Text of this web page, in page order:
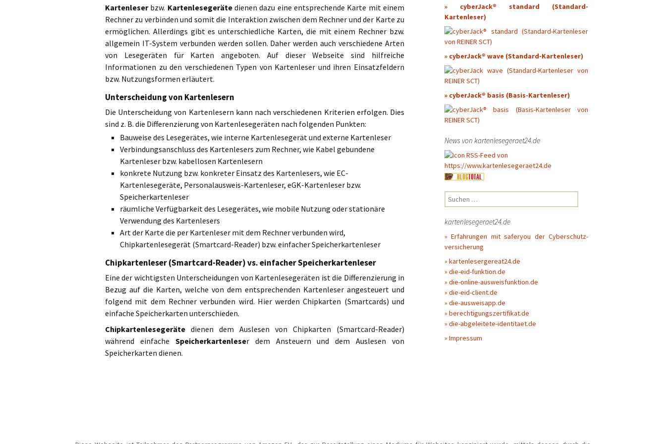
Kartenleser zur Nutzung von Hybridkarten
Hybridkarten
Dual Interface Chipkarten
RFID – radio-frequency identification
Einsatzbereich von Chipkartenlesegeräten (Smartcard-Readern)
Basis-Kartenlesegerät cyberJack RFID basis von REINER SCT
Basis-Kartenlesegerät HID global OMNIKEY 5321 V2 von HID Global
Basis-Kartenlesegerät ACS ACR1281U von ACS
Basis-Kartenlesegerät SDI 011 von Identive
Basis-Kartenlesegerät OBID myAXXESS basic von FEIG
Auflistung verschiedener Personalausweis-Kartenlesegeräten
Kartenlesegeräten
Tipps für den sicheren Umgang mit Personalausweis-
Kartenlesegeräten
Sorgfaltspflicht in Bezug auf den Personalausweis
Sicherer Schutz der Ausweis-PIN
Ausschließlicher Einsatz von zertifizierten Kartenlesern bzw.
zertifizierter eID-Client-Software
Einsatz des Personalausweises und Nutzung der eID-Funktion bzw.
vertrauenswürdigen Dienstanbietern
Personalausweis nur bei Nutzung auf den Kartenleser legen
Sichere Anzeige der Daten durch Personalausweises-
Kartenlesegeräte
Maßnahmen zum Schutz für eine sichere Nutzung der Online-
Ausweisfunktion per Kartenlesegerät
Kartenlesegerätehersteller HID Global
Lesegerätehersteller SCM Microsystems (Identiv)
Kartenleserhersteller Advanced Card Systems Ltd.
Kartenlesegerätehersteller ASK
Kartenleserhersteller BALTECH
Lesegerätehersteller ATHENA
Kartenleserbzw. Kartenlesegerätedienen dazu eine entsprechende Karte mit einem
Rechner zu verbinden und somit die Interaktion zwischen dem Rechner und der Karte zu
ermöglichen. Allerdings gibt es unterschiedliche Karten, die mit einem Rechner bzw.
allgemein IT-System verbunden werden sollen. Daher werden auch verschiedene Arten
von Lesegeräten für Karten angeboten. Auf dieser Webseite sind hilfreiche
Informationen zu den verschiedenen Typen von Kartenleser und ihren Einsatzfeldern
bzw. Nutzungsformen erläutert.
Unterscheidung von Kartenlesern
Die Unterscheidung von Kartenlesern kann nach verschiedenen Kriterien erfolgen. Dies
sind z. B. die Differenzierung von Kartenlesegeräten nach folgenden Punkten:
Bauweise des Lesegerätes, wie interne Kartenlesegerät und externe Kartenleser
Verbindungsanschluss des Kartenlesers zum Rechner, wie Kabel gebundene
Kartenleser bzw. kabellosen Kartenlesern
konkrete Nutzung bzw. konkreter Einsatz des Kartenlesers, wie EC-
Kartenlesegeräte, Personalausweis-Kartenleser, eGK-Kartenleser bzw.
Speicherkartenleser
räumliche Verfügbarkeit des Lesegerätes, wie mobile Nutzung oder stationäre
Verwendung des Kartenlesers
Art der Karte die per Kartenleser mit dem Rechner verbunden wird,
Chipkartenlesegerät (Smartcard-Reader) bzw. einfacher Speicherkartenleser
Chipkartenleser (Smartcard-Reader) vs. einfacher Speicherkartenleser
Eine der wichtigsten Unterscheidungen von Kartenlesegeräten ist die Differenzierung in
Bezug auf die Karten, welche von dem entsprechenden Kartenleser angesteuert und
folgend mit dem Rechner verbunden wird. Hier werden Chipkarten (Smartcards) und
einfache Speicherkarten unterschieden.
Chipkartenlesegeräte dienen dem Auslesen von Chipkarten (Smartcard-Reader)
während einfache Speicherkartenleser dem Ansteuern und dem Auslesen von
Speicherkarten dienen.
» cyberJack® standard (Standard-
Kartenleser)
» cyberJack® wave (Standard-Kartenleser)
» cyberJack® basis (Basis-Kartenleser)
News von kartenlesegeraet24.de
Suchen
nach:
kartenlesegeraet24.de
» Erfahrungen mit saferyou der Cyberschutz-
versicherung
» kartenlesergereat24.de
» die-eid-funktion.de
» die-online-ausweisfunktion.de
» die-eid-client.de
» die-ausweisapp.de
» berechtigungszertifikat.de
» die-abgeleitete-identitaet.de
» Impressum